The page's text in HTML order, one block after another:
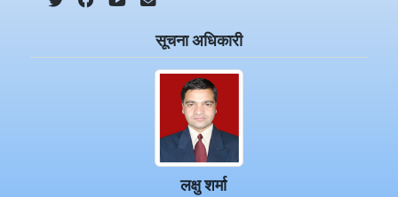
सूचना अधिकारी
लक्षु शर्मा